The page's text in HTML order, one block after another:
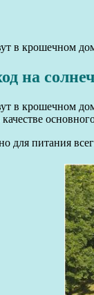
в крошечном
на
в крошечном
для питания